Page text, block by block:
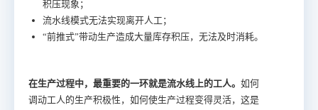
积压现象；
流水线模式无法实现离开人工；
“前推式”带动生产造成大量库存积压，无法及时消耗。
在生产过程中，最重要的一环就是流水线上的工人。 如何
调动工人的生产积极性，如何使生产过程变得灵活，这是